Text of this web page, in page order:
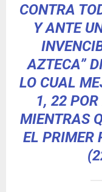
CONTRA
Y ANTE
AZTECA”
LO CUAL
1, 22
MIENTRAS
EL PRIMER